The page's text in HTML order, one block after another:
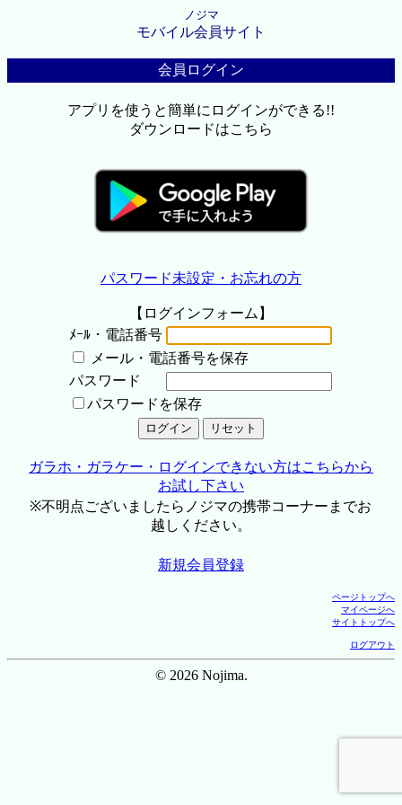
ノジマ
モバイル会員サイト
会員ログイン
アプリを使うと簡単にログインができる!!
ダウンロードはこちら
パスワード未設定・お忘れの方
【ログインフォーム】
ﾒｰﾙ・電話番号
メール・電話番号を保存
パスワード
パスワードを保存
ガラホ・ガラケー・ログインできない方はこちらから
お試し下さい
※不明点ございましたらノジマの携帯コーナーまでお
越しください。
新規会員登録
ページトップへ
マイページへ
サイトトップへ
ログアウト
© 2026 Nojima.